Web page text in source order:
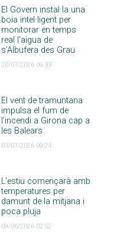
El Govern instal·la una
boia intel·ligent per
monitorar en temps
real l’aigua de
s’Albufera des Grau
20/07/2026 09:33
El vent de tramuntana
impulsa el fum de
l’incendi a Girona cap a
les Balears
03/07/2026 09:24
L’estiu començarà amb
temperatures per
damunt de la mitjana i
poca pluja
09/06/2026 02:52